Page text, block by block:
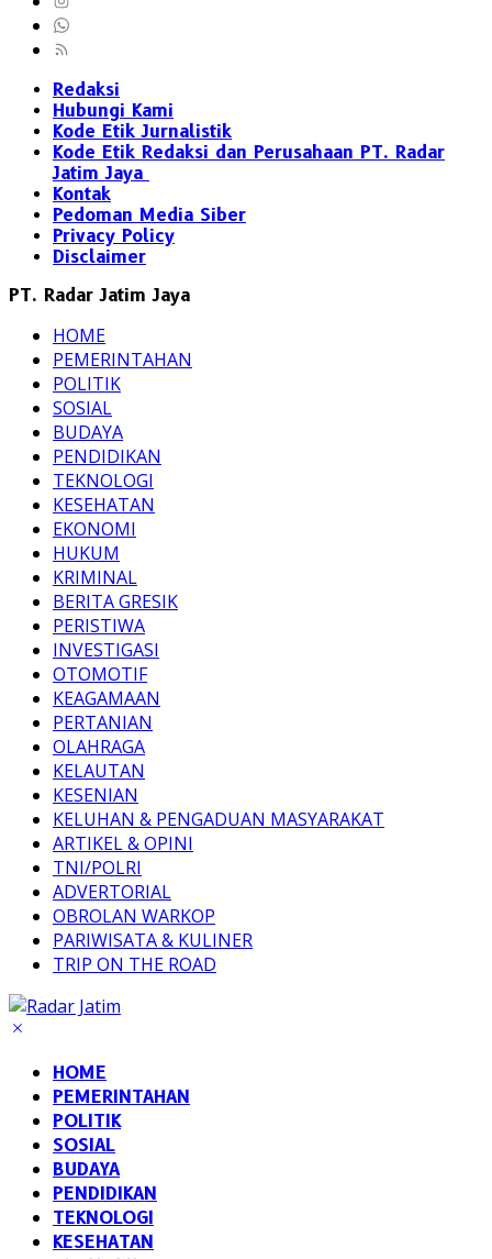
Redaksi
Hubungi Kami
Kode Etik Jurnalistik
Kode Etik Redaksi dan Perusahaan PT. Radar
Jatim Jaya
Kontak
Pedoman Media Siber
Privacy Policy
Disclaimer
PT. Radar Jatim Jaya
HOME
PEMERINTAHAN
POLITIK
SOSIAL
BUDAYA
PENDIDIKAN
TEKNOLOGI
KESEHATAN
EKONOMI
HUKUM
KRIMINAL
BERITA GRESIK
PERISTIWA
INVESTIGASI
OTOMOTIF
KEAGAMAAN
PERTANIAN
OLAHRAGA
KELAUTAN
KESENIAN
KELUHAN & PENGADUAN MASYARAKAT
ARTIKEL & OPINI
TNI/POLRI
ADVERTORIAL
OBROLAN WARKOP
PARIWISATA & KULINER
TRIP ON THE ROAD
HOME
PEMERINTAHAN
POLITIK
SOSIAL
BUDAYA
PENDIDIKAN
TEKNOLOGI
KESEHATAN